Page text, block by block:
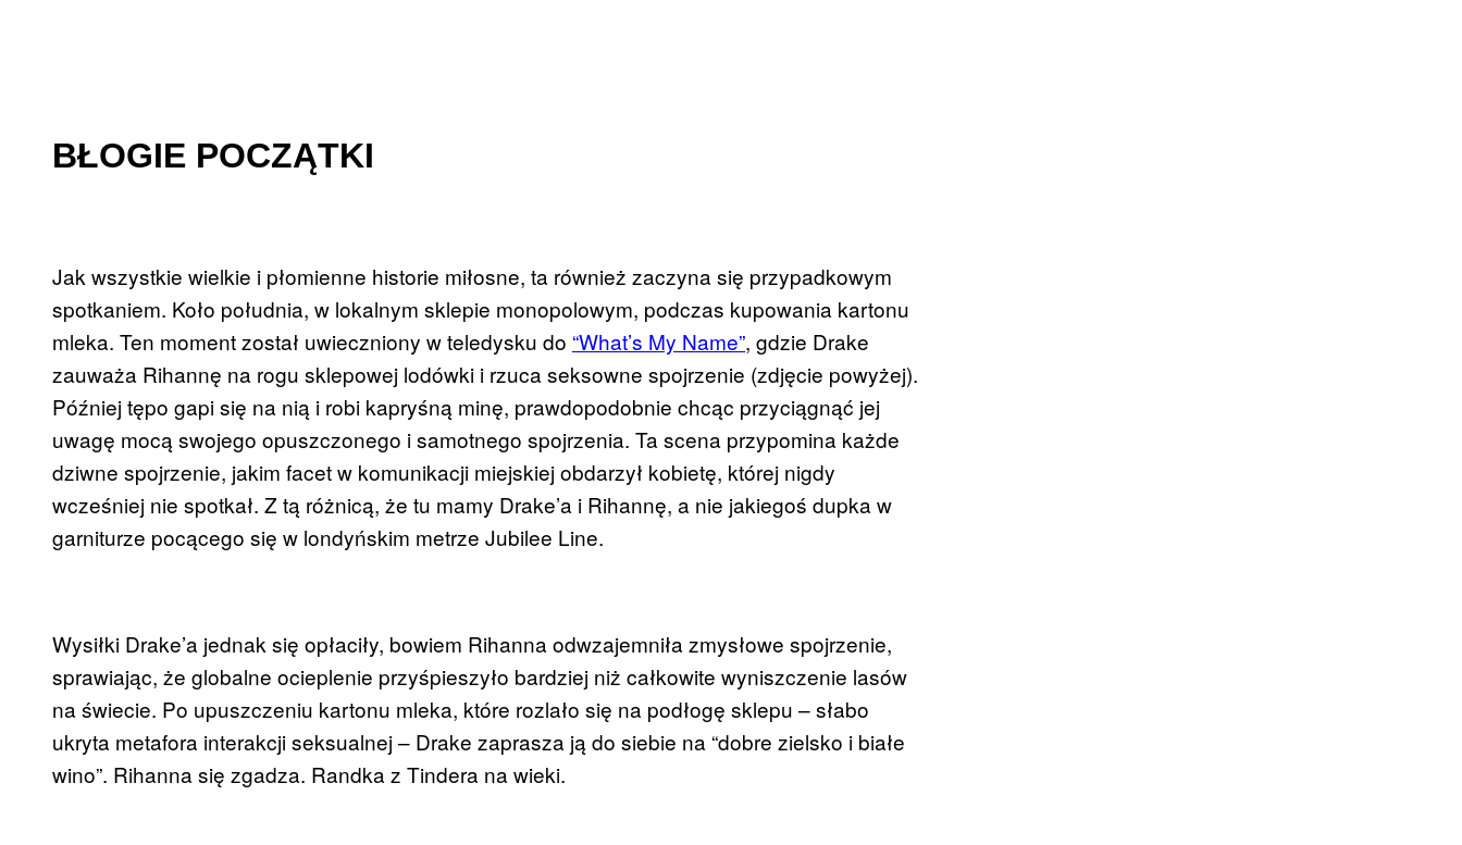
BŁOGIE POCZĄTKI
Jak wszystkie wielkie i płomienne historie miłosne, ta również zaczyna się przypadkowym
spotkaniem. Koło południa, w lokalnym sklepie monopolowym, podczas kupowania kartonu
mleka. Ten moment został uwieczniony w teledysku do “What’s My Name”, gdzie Drake
zauważa Rihannę na rogu sklepowej lodówki i rzuca seksowne spojrzenie (zdjęcie powyżej).
Później tępo gapi się na nią i robi kapryśną minę, prawdopodobnie chcąc przyciągnąć jej
uwagę mocą swojego opuszczonego i samotnego spojrzenia. Ta scena przypomina każde
dziwne spojrzenie, jakim facet w komunikacji miejskiej obdarzył kobietę, której nigdy
wcześniej nie spotkał. Z tą różnicą, że tu mamy Drake’a i Rihannę, a nie jakiegoś dupka w
garniturze pocącego się w londyńskim metrze Jubilee Line.
Wysiłki Drake’a jednak się opłaciły, bowiem Rihanna odwzajemniła zmysłowe spojrzenie,
sprawiając, że globalne ocieplenie przyśpieszyło bardziej niż całkowite wyniszczenie lasów
na świecie. Po upuszczeniu kartonu mleka, które rozlało się na podłogę sklepu – słabo
ukryta metafora interakcji seksualnej – Drake zaprasza ją do siebie na “dobre zielsko i białe
wino”. Rihanna się zgadza. Randka z Tindera na wieki.